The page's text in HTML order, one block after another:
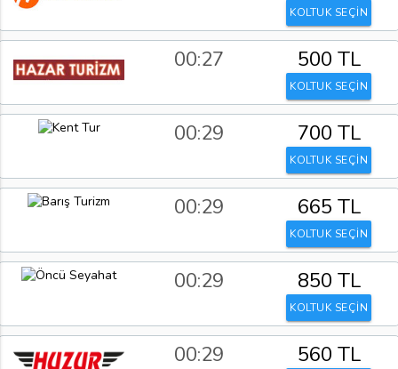
KOLTUK SEÇİN
00:27 500 TL
KOLTUK SEÇİN
00:29 700 TL
KOLTUK SEÇİN
00:29 665 TL
KOLTUK SEÇİN
00:29 850 TL
KOLTUK SEÇİN
00:29 560 TL